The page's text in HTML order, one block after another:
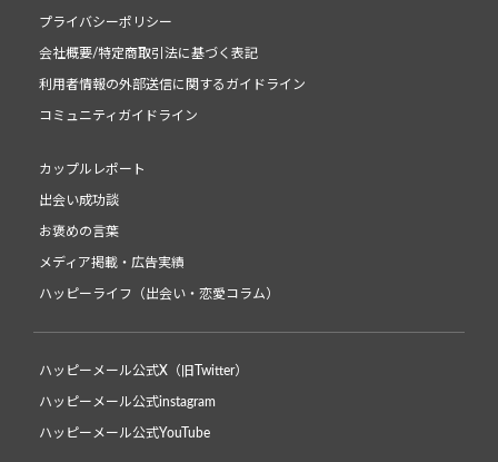
プライバシーポリシー
会社概要/特定商取引法に基づく表記
利用者情報の外部送信に関するガイドライン
コミュニティガイドライン
カップルレポート
出会い成功談
お褒めの言葉
メディア掲載・広告実績
ハッピーライフ（出会い・恋愛コラム）
ハッピーメール公式X（旧Twitter）
ハッピーメール公式instagram
ハッピーメール公式YouTube